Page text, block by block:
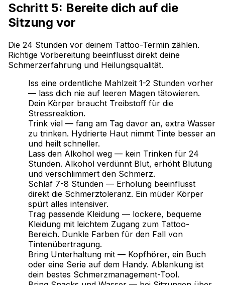
Schritt 5: Bereite dich auf die
Sitzung vor
Die 24 Stunden vor deinem Tattoo-Termin zählen.
Richtige Vorbereitung beeinflusst direkt deine
Schmerzerfahrung und Heilungsqualität.
Iss eine ordentliche Mahlzeit 1-2 Stunden vorher
— lass dich nie auf leeren Magen tätowieren.
Dein Körper braucht Treibstoff für die
Stressreaktion.
Trink viel — fang am Tag davor an, extra Wasser
zu trinken. Hydrierte Haut nimmt Tinte besser an
und heilt schneller.
Lass den Alkohol weg — kein Trinken für 24
Stunden. Alkohol verdünnt Blut, erhöht Blutung
und verschlimmert den Schmerz.
Schlaf 7-8 Stunden — Erholung beeinflusst
direkt die Schmerztoleranz. Ein müder Körper
spürt alles intensiver.
Trag passende Kleidung — lockere, bequeme
Kleidung mit leichtem Zugang zum Tattoo-
Bereich. Dunkle Farben für den Fall von
Tintenübertragung.
Bring Unterhaltung mit — Kopfhörer, ein Buch
oder eine Serie auf dem Handy. Ablenkung ist
dein bestes Schmerzmanagement-Tool.